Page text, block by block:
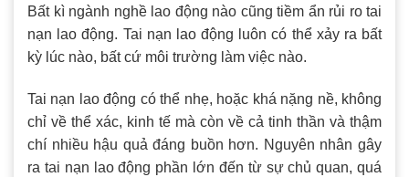
Bất kì ngành nghề lao động nào cũng tiềm ẩn rủi ro tai
nạn lao động. Tai nạn lao động luôn có thể xảy ra bất
kỳ lúc nào, bất cứ môi trường làm việc nào.
Tai nạn lao động có thể nhẹ, hoặc khá nặng nề, không
chỉ về thể xác, kinh tế mà còn về cả tinh thần và thậm
chí nhiều hậu quả đáng buồn hơn. Nguyên nhân gây
ra tai nạn lao động phần lớn đến từ sự chủ quan, quá